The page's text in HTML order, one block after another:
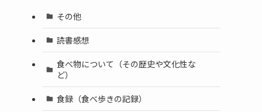
その他
読書感想
食べ物について（その歴史や文化性な
ど）
食録（食べ歩きの記録）